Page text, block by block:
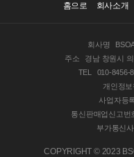
홈으로 회사소개
회사명
주소
경남 창원시
TEL
010-8456-
개인정
사업자등
통신판매업신고번
부가통신
COPYRIGHT © 2023